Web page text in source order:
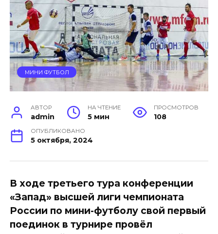
МИНИ ФУТБОЛ
АВТОР
admin
НА ЧТЕНИЕ
5 мин
ПРОСМОТРОВ
108
ОПУБЛИКОВАНО
5 октября, 2024
В ходе третьего тура конференции
«Запад» высшей лиги чемпионата
России по мини-футболу свой первый
поединок в турнире провёл